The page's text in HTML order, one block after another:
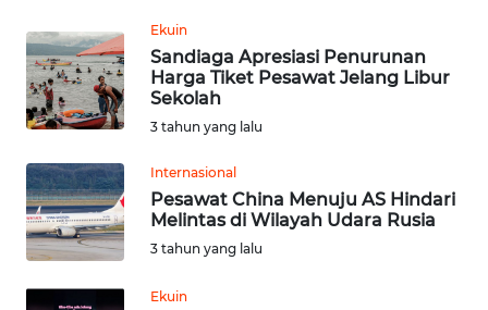
Ekuin
Sandiaga Apresiasi Penurunan
Harga Tiket Pesawat Jelang Libur
Sekolah
3 tahun yang lalu
Internasional
Pesawat China Menuju AS Hindari
Melintas di Wilayah Udara Rusia
3 tahun yang lalu
Ekuin
WN
NUSANTARA
JOGJA
WN
JATIM